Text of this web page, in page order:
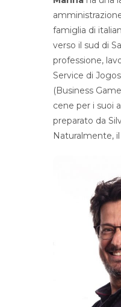
famiglia di
verso il sud di
professione,
Service di
(Business
cene per i suoi
preparato da
Naturalmente,